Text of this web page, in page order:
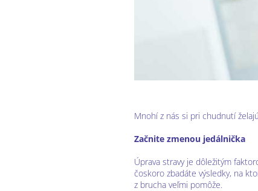
Mnohí z nás si pri chudnutí
Začnite zmenou jedálnička
Úprava stravy je dôležitým
čoskoro zbadáte výsledky, na
z brucha veľmi pomôže.